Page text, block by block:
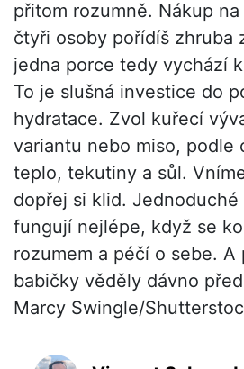
přitom rozumně. Nákup
čtyři osoby pořídíš zhruba
jedna porce tedy vychází
To je slušná investice do
hydratace. Zvol kuřecí
variantu nebo miso, podle
teplo, tekutiny a sůl.
dopřej si klid.
fungují nejlépe, když se
rozumem a péčí o sebe. A
babičky věděly dávno
Marcy Swingle/